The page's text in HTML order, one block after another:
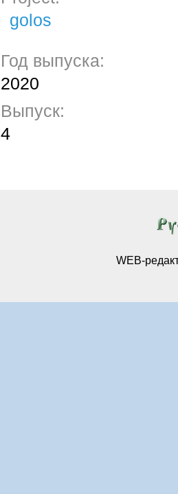
golos
Год выпуска:
2020
Выпуск:
4
WEB-